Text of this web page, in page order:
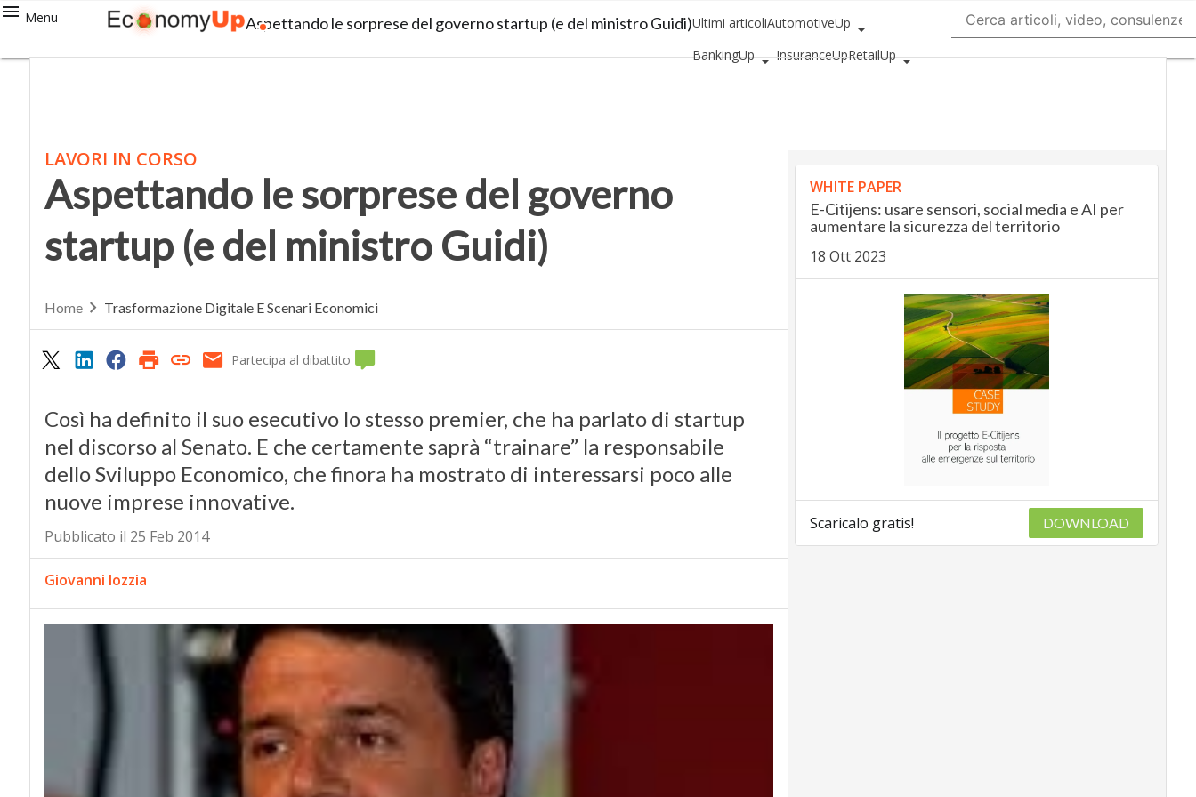
Menu Aspettando le sorprese del governo startup (e del ministro Guidi)Ultimi articoliAutomotiveUp
BankingUp
InsuranceUpRetailUp
LAVORI IN CORSO
Aspettando le sorprese del governo
startup (e del ministro Guidi)
Home Trasformazione Digitale E Scenari Economici
Partecipa al dibattito
Così ha definito il suo esecutivo lo stesso premier, che ha parlato di startup
nel discorso al Senato. E che certamente saprà “trainare” la responsabile
dello Sviluppo Economico, che finora ha mostrato di interessarsi poco alle
nuove imprese innovative.
Pubblicato il 25 Feb 2014
Giovanni Iozzia
WHITE PAPER
E-Citijens: usare sensori, social media e AI per
aumentare la sicurezza del territorio
18 Ott 2023
Scaricalo gratis! DOWNLOAD